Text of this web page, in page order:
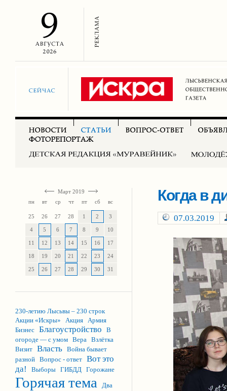
Март 2019
пн
вт ср чт пт сб вс
25 26 27 28 1 2 3
4 5 6 7 8 9 10
11 12 13 14 15 16 17
18 19 20 21 22 23 24
25 26 27 28 29 30 31
230-летию Лысьвы – 230 строк
Акции «Искры»
Акция Армия
Бизнес Благоустройство
В
огороде — с умом Вера Взлётка
Визит Власть Война бывает
разной Вопрос - ответ Вот это
да!
Выборы ГИБДД Горожане
Горячая тема
Два
Когда в
07.03.2019